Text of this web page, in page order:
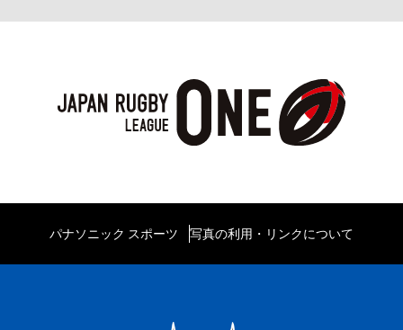
パナソニック スポーツ 写真の利用・リンクについて